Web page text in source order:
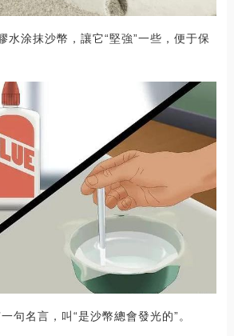
水涂抹沙幣，讓它“堅強”一些，便于保
句名言，叫“是沙幣總會發光的”。